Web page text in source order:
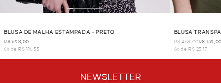
BLUSA DE MALHA ESTAMPADA - PRETO
R$ 698,00
6x de R$ 116,33
BLUSA
R$ 468,00R$
6x de R$ 23,17
NEWSLETTER